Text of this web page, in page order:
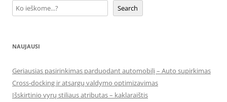
Search
NAUJAUSI
Geriausias pasirinkimas parduodant automobilį – Auto supirkimas
Cross-docking ir atsargų valdymo optimizavimas
Išskirtinio vyrų stiliaus atributas – kaklaraištis